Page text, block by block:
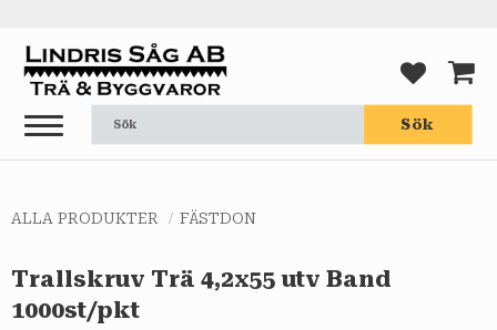
Meny
Sök
ALLA PRODUKTER FÄSTDON
Trallskruv Trä 4,2x55 utv Band
1000st/pkt